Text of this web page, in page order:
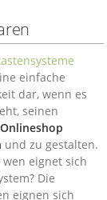
einfache
dar, wenn es
seinen
und zu gestalten.
eignet sich
Die
eignen sich